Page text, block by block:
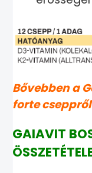
Bővebben a
forte cseppről
GAIAVIT